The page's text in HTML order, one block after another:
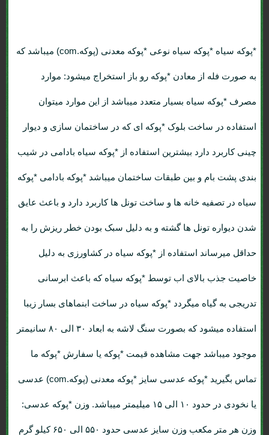
*پوکه سیاه *پوکه سیاه نوعی *پوکه معدنی (پوکه.com) میباشد که
به صورت فله از معادن *پوکه رو باز استخراج میشود: موارد
مصرف *پوکه سیاه بسیار متعدد میباشد از این موارد میتوان
استفاده در ساخت بلوک *پوکه ای که در ساختمان سازی و دیوار
چینی کاربرد دارد بیشترین استفاده از *پوکه سیاه بادامی در شیب
بندی پشت بام و بین طبقات ساختمان میباشد *پوکه بادامی *پوکه
سیاه در تصفیه خانه ها و ساخت تونل ها کاربرد دارد و باعث عایق
شدن دیواره تونل ها گشته و به دلیل سبک بودن خطر ریزش را به
حداقل میرساند استفاده از *پوکه سیاه در کشاورزی به دلیل
خاصیت جذب بالای اب توسط *پوکه سیاه که باعث ابرسانی
تدریجی به گیاه میگردد *پوکه سیاه در ساخت ابنماهای بسار زیبا
استفاده میشود که بصورت سنگ لاشه به ابعاد ۳۰ الی ۸۰ سانیمتر
موجود میباشد جهت مشاهده قیمت *پوکه یا سفارش *پوکه ما
تماس بگیرید *پوکه عدسی سایز *پوکه معدنی (پوکه.com) عدسی
یا نخودی در حدود ۱۰ الی ۱۵ میلیمتر میباشد. وزن *پوکه عدسی:
وزن هر متر مکعب وزن سایز عدسی حدود ۵۵۰ الی ۶۵۰ کیلو گرم